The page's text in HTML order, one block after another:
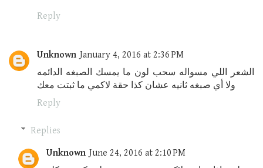
Reply
Unknown January 4, 2016 at 2:36 PM
الشعر اللي مسواله سحب لون ما يمسك الصبغه الدائمه
ولا أي صبغه ثانيه عشان كذا حقة لاكمي ما ثبتت معك
Reply
Replies
Unknown June 24, 2016 at 2:10 PM